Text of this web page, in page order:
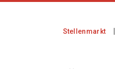
Stellenmarkt